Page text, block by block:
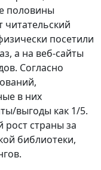
половины
читательский
посетили
а на веб-сайты
Согласно
в них
выгоды как 1/5.
рост страны за
библиотеки,